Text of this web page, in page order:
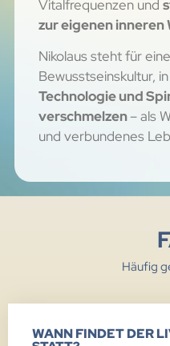
Vitalfrequenzen und
zur eigenen inneren
Nikolaus steht für
Bewusstseinskultur,
Technologie und
verschmelzen– als
und verbundenes
Häufig
WANN FINDET DER